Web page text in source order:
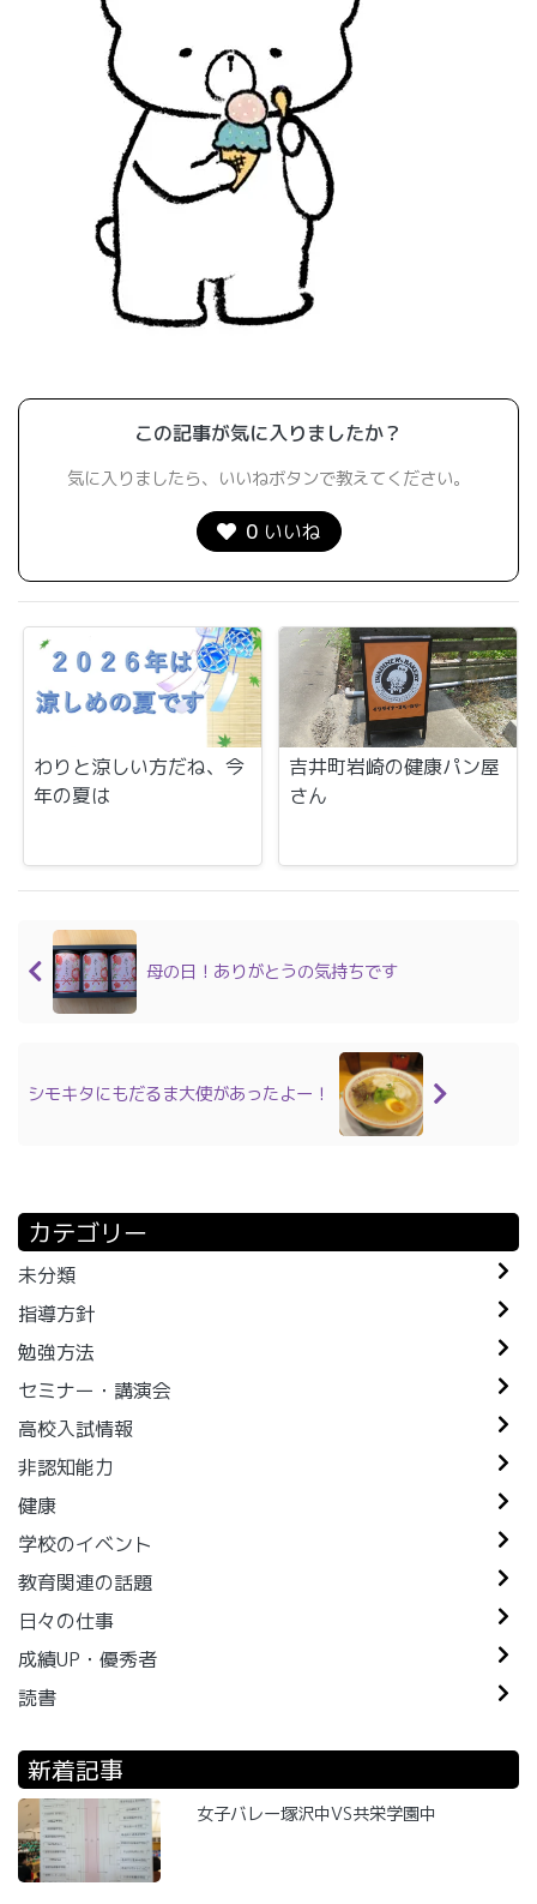
この記事が気に入りましたか？
気に入りましたら、いいねボタンで教えてください。
0 いいね
わりと涼しい方だね、今
年の夏は
吉井町岩崎の健康パン屋
さん
母の日！ありがとうの気持ちです
シモキタにもだるま大使があったよー！
カテゴリー
未分類
指導方針
勉強方法
セミナー・講演会
高校入試情報
非認知能力
健康
学校のイベント
教育関連の話題
日々の仕事
成績UP・優秀者
読書
新着記事
女子バレー塚沢中VS共栄学園中